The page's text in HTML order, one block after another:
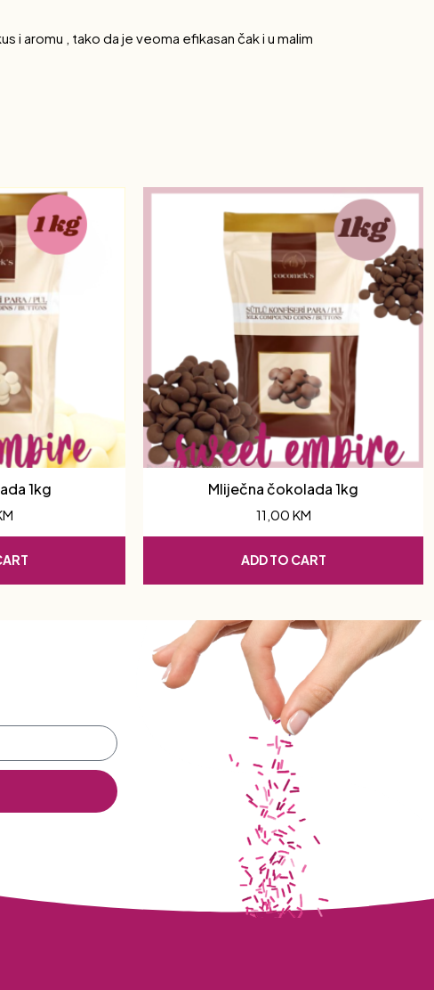
i aromu , tako da je veoma efikasan čak i u malim
1kg Mliječna čokolada 1kg
11,00 KM
ADD TO CART